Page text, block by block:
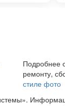
Подробнее
ремонту,
стиле фото